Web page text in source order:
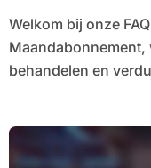
Welkom bij onze FAQ-sectie over het
Maandabonnement,
behandelen en